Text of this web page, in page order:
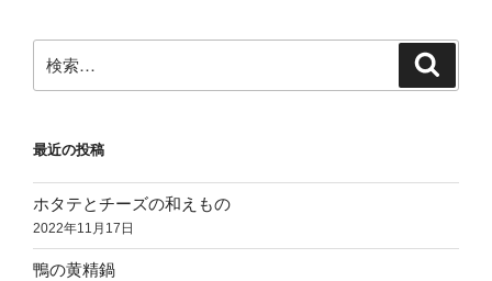
索:
最近の投稿
ホタテとチーズの和えもの
2022年11月17日
鴨の黄精鍋